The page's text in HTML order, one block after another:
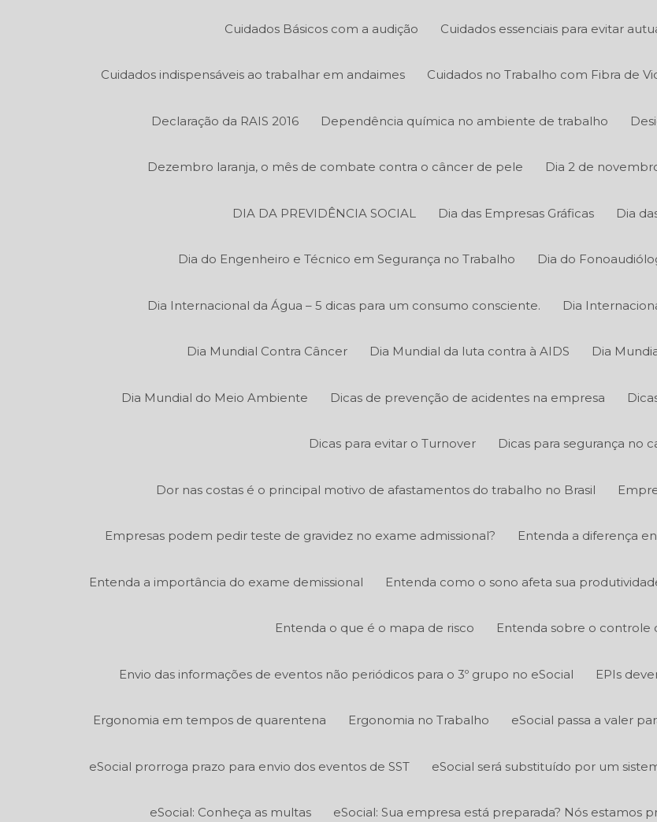
Cuidados Básicos com a audição Cuidados essenciais para evitar
Cuidados indispensáveis ao trabalhar em andaimes Cuidados no Trabalho com Fibra de
Declaração da RAIS 2016 Dependência química no ambiente de trabalho
Dezembro laranja, o mês de combate contra o câncer de pele Dia 2 de
DIA DA PREVIDÊNCIA SOCIAL Dia das Empresas Gráficas Dia
Dia do Engenheiro e Técnico em Segurança no Trabalho Dia do
Dia Internacional da Água – 5 dicas para um consumo consciente. Dia
Dia Mundial Contra Câncer Dia Mundial da luta contra à AIDS Dia
Dia Mundial do Meio Ambiente Dicas de prevenção de acidentes na empresa
Dicas para evitar o Turnover Dicas para segurança no
Dor nas costas é o principal motivo de afastamentos do trabalho no Brasil
Empresas podem pedir teste de gravidez no exame admissional? Entenda a diferença
Entenda a importância do exame demissional Entenda como o sono afeta sua
Entenda o que é o mapa de risco Entenda sobre o controle
Envio das informações de eventos não periódicos para o 3º grupo no eSocial EPIs
Ergonomia em tempos de quarentena Ergonomia no Trabalho eSocial passa a valer
eSocial prorroga prazo para envio dos eventos de SST eSocial será substituído por um
eSocial: Conheça as multas eSocial: Sua empresa está preparada? Nós estamos